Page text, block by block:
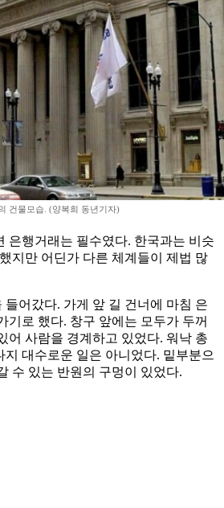
건물모습. (양복희 동년기자)
은행거래는 필수였다. 한국과는 비슷
지만 어딘가 다른 체계들이 제법 많
어갔다. 가게 앞 길 건너에 마침 은
기로 했다. 창구 앞에는 모두가 두꺼
어 사람을 경계하고 있었다. 워낙 총
지 대수로운 일은 아니었다. 밑부분으
수 있는 반원의 구멍이 있었다.